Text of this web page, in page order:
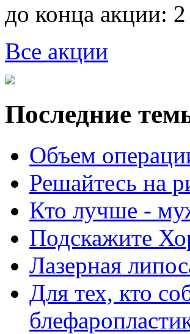
до конца акции:
Все акции
Последние
Объем
Решайтесь на
Кто лучше -
Подскажите
Лазерная
Для тех, кто